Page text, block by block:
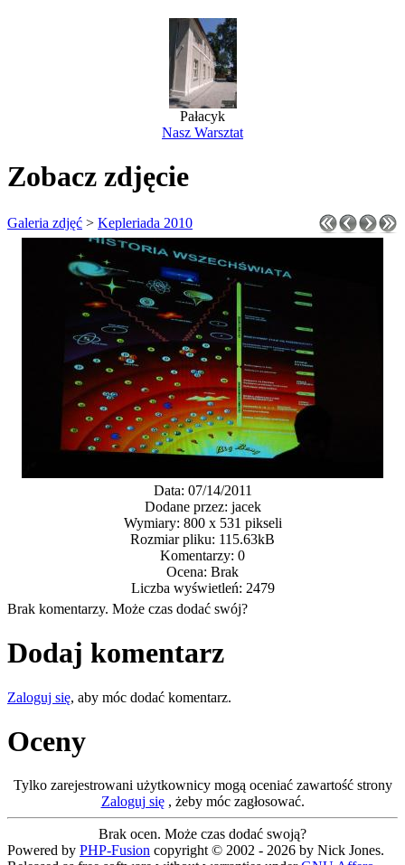
Pałacyk
Nasz Warsztat
Zobacz zdjęcie
Galeria zdjęć > Kepleriada 2010
Data: 07/14/2011
Dodane przez: jacek
Wymiary: 800 x 531 pikseli
Rozmiar pliku: 115.63kB
Komentarzy: 0
Ocena: Brak
Liczba wyświetleń: 2479
Brak komentarzy. Może czas dodać swój?
Dodaj komentarz
Zaloguj się, aby móc dodać komentarz.
Oceny
Tylko zarejestrowani użytkownicy mogą oceniać zawartość strony
Zaloguj się, żeby móc zagłosować.
Brak ocen. Może czas dodać swoją?
Powered by PHP-Fusion copyright © 2002 - 2026 by Nick Jones.